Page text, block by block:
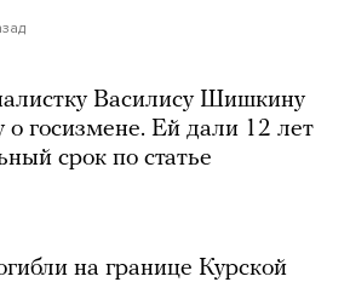
Василису Шишкину
о госизмене. Ей дали 12 лет
срок по статье
на границе Курской